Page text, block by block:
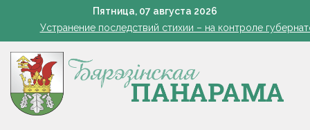
Пятница, 07 августа 2026
поручил вернуть в севооборот все поля Минской
Устранение последствий стихии – на контроле
Да трыццаці кубоў за змену
Марковские – одно сердце на всех
поручил вернуть в севооборот все поля Минской